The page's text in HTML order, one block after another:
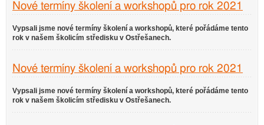
Nové termíny školení a workshopů pro rok 2021
Vypsali jsme nové termíny školení a workshopů, které pořádáme tento
rok v našem školicím středisku v Ostřešanech.
Nové termíny školení a workshopů pro rok 2021
Vypsali jsme nové termíny školení a workshopů, které pořádáme tento
rok v našem školicím středisku v Ostřešanech.